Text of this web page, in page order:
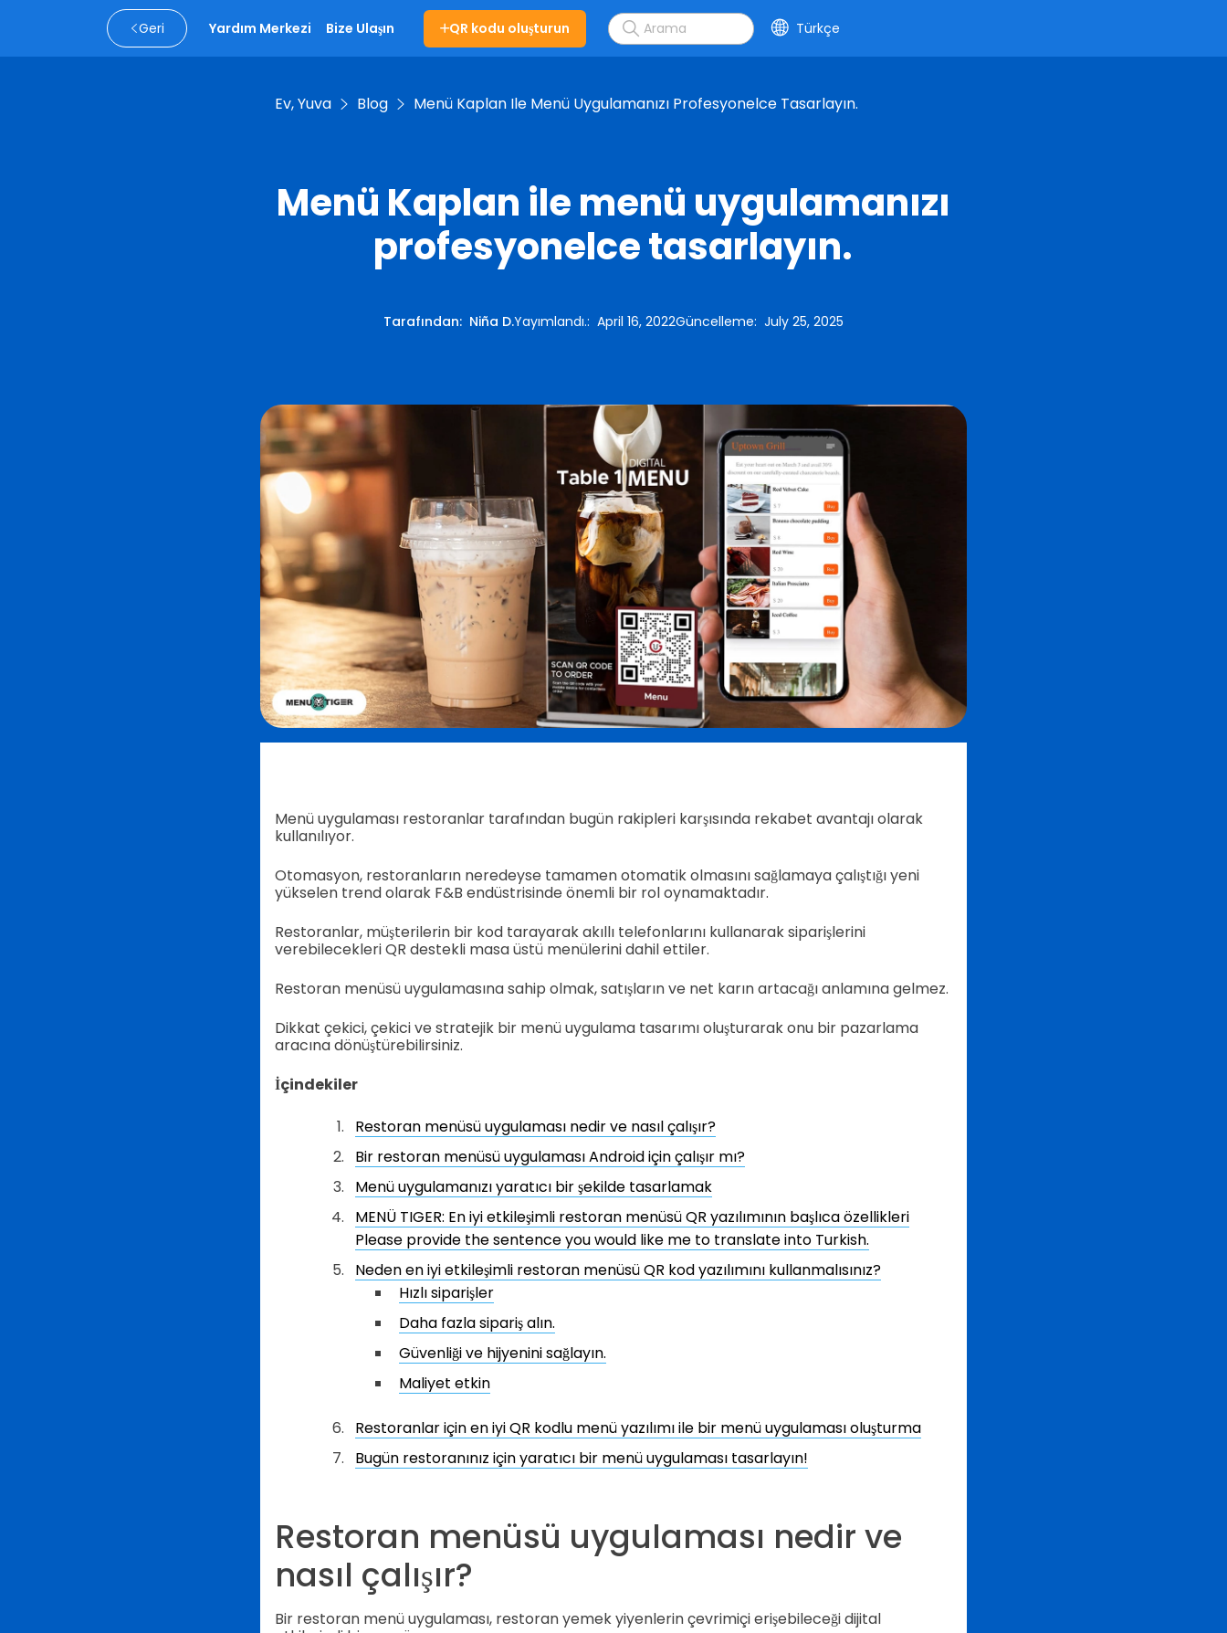
Geri Yardım Merkezi Bize Ulaşın QR kodu oluşturun Türkçe
Ev, Yuva Blog Menü Kaplan Ile Menü Uygulamanızı Profesyonelce Tasarlayın.
Menü Kaplan ile menü uygulamanızı
profesyonelce tasarlayın.
Tarafından: Niña D.Yayımlandı.: April 16, 2022Güncelleme: July 25, 2025
Menü uygulaması restoranlar tarafından bugün rakipleri karşısında rekabet avantajı olarak
kullanılıyor.
Otomasyon, restoranların neredeyse tamamen otomatik olmasını sağlamaya çalıştığı yeni
yükselen trend olarak F&B endüstrisinde önemli bir rol oynamaktadır.
Restoranlar, müşterilerin bir kod tarayarak akıllı telefonlarını kullanarak siparişlerini
verebilecekleri QR destekli masa üstü menülerini dahil ettiler.
Restoran menüsü uygulamasına sahip olmak, satışların ve net karın artacağı anlamına gelmez.
Dikkat çekici, çekici ve stratejik bir menü uygulama tasarımı oluşturarak onu bir pazarlama
aracına dönüştürebilirsiniz.
İçindekiler
Restoran menüsü uygulaması nedir ve nasıl çalışır?
Bir restoran menüsü uygulaması Android için çalışır mı?
Menü uygulamanızı yaratıcı bir şekilde tasarlamak
MENÜ TIGER: En iyi etkileşimli restoran menüsü QR yazılımının başlıca özellikleri
Please provide the sentence you would like me to translate into Turkish.
Neden en iyi etkileşimli restoran menüsü QR kod yazılımını kullanmalısınız?
Hızlı siparişler
Daha fazla sipariş alın.
Güvenliği ve hijyenini sağlayın.
Maliyet etkin
Restoranlar için en iyi QR kodlu menü yazılımı ile bir menü uygulaması oluşturma
Bugün restoranınız için yaratıcı bir menü uygulaması tasarlayın!
Restoran menüsü uygulaması nedir ve
nasıl çalışır?
Bir restoran menü uygulaması, restoran yemek yiyenlerin çevrimiçi erişebileceği dijital